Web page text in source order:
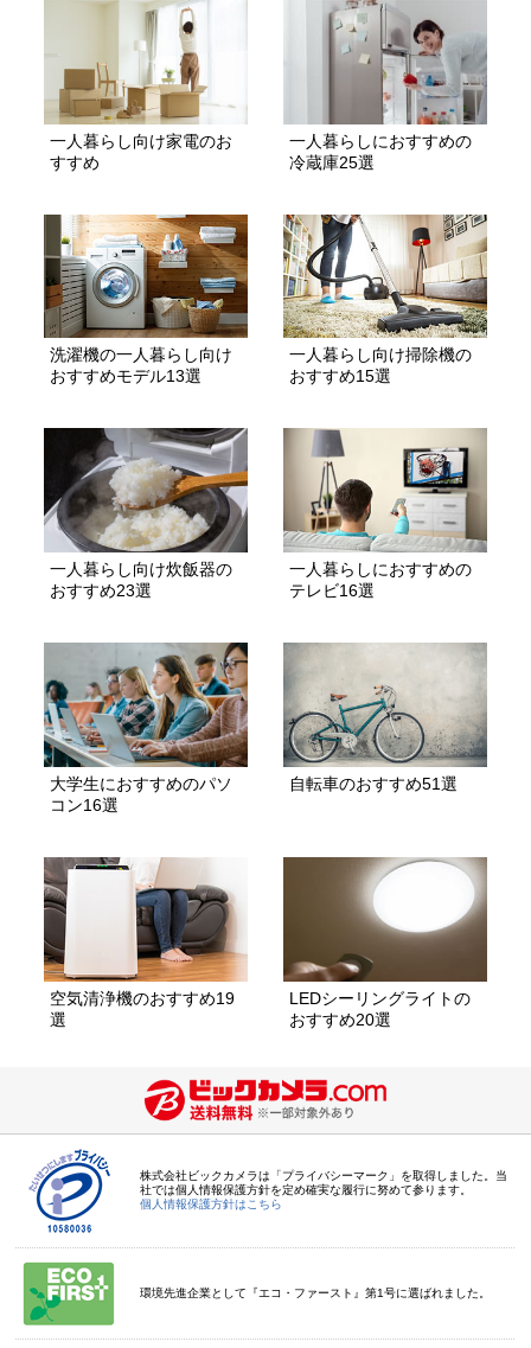
一人暮らし向け家電のお
すすめ
一人暮らしにおすすめの
冷蔵庫25選
洗濯機の一人暮らし向け
おすすめモデル13選
一人暮らし向け掃除機の
おすすめ15選
一人暮らし向け炊飯器の
おすすめ23選
一人暮らしにおすすめの
テレビ16選
大学生におすすめのパソ
コン16選
自転車のおすすめ51選
空気清浄機のおすすめ19
選
LEDシーリングライトの
おすすめ20選
株式会社ビックカメラは「プライバシーマーク」を取得しました。当
社では個人情報保護方針を定め確実な履行に努めて参ります。
個人情報保護方針はこちら
環境先進企業として『エコ・ファースト』第1号に選ばれました。